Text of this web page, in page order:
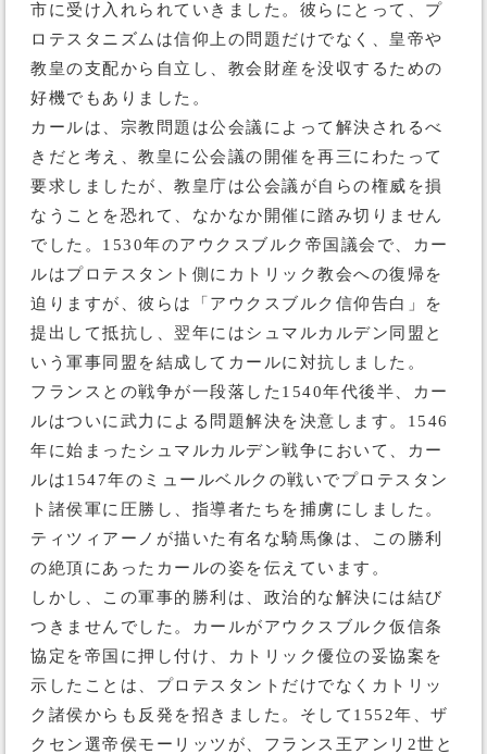
市に受け入れられていきました。彼らにとって、プ
ロテスタニズムは信仰上の問題だけでなく、皇帝や
教皇の支配から自立し、教会財産を没収するための
好機でもありました。
カールは、宗教問題は公会議によって解決されるべ
きだと考え、教皇に公会議の開催を再三にわたって
要求しましたが、教皇庁は公会議が自らの権威を損
なうことを恐れて、なかなか開催に踏み切りません
でした。1530年のアウクスブルク帝国議会で、カー
ルはプロテスタント側にカトリック教会への復帰を
迫りますが、彼らは「アウクスブルク信仰告白」を
提出して抵抗し、翌年にはシュマルカルデン同盟と
いう軍事同盟を結成してカールに対抗しました。
フランスとの戦争が一段落した1540年代後半、カー
ルはついに武力による問題解決を決意します。1546
年に始まったシュマルカルデン戦争において、カー
ルは1547年のミュールベルクの戦いでプロテスタン
ト諸侯軍に圧勝し、指導者たちを捕虜にしました。
ティツィアーノが描いた有名な騎馬像は、この勝利
の絶頂にあったカールの姿を伝えています。
しかし、この軍事的勝利は、政治的な解決には結び
つきませんでした。カールがアウクスブルク仮信条
協定を帝国に押し付け、カトリック優位の妥協案を
示したことは、プロテスタントだけでなくカトリッ
ク諸侯からも反発を招きました。そして1552年、ザ
クセン選帝侯モーリッツが、フランス王アンリ2世と